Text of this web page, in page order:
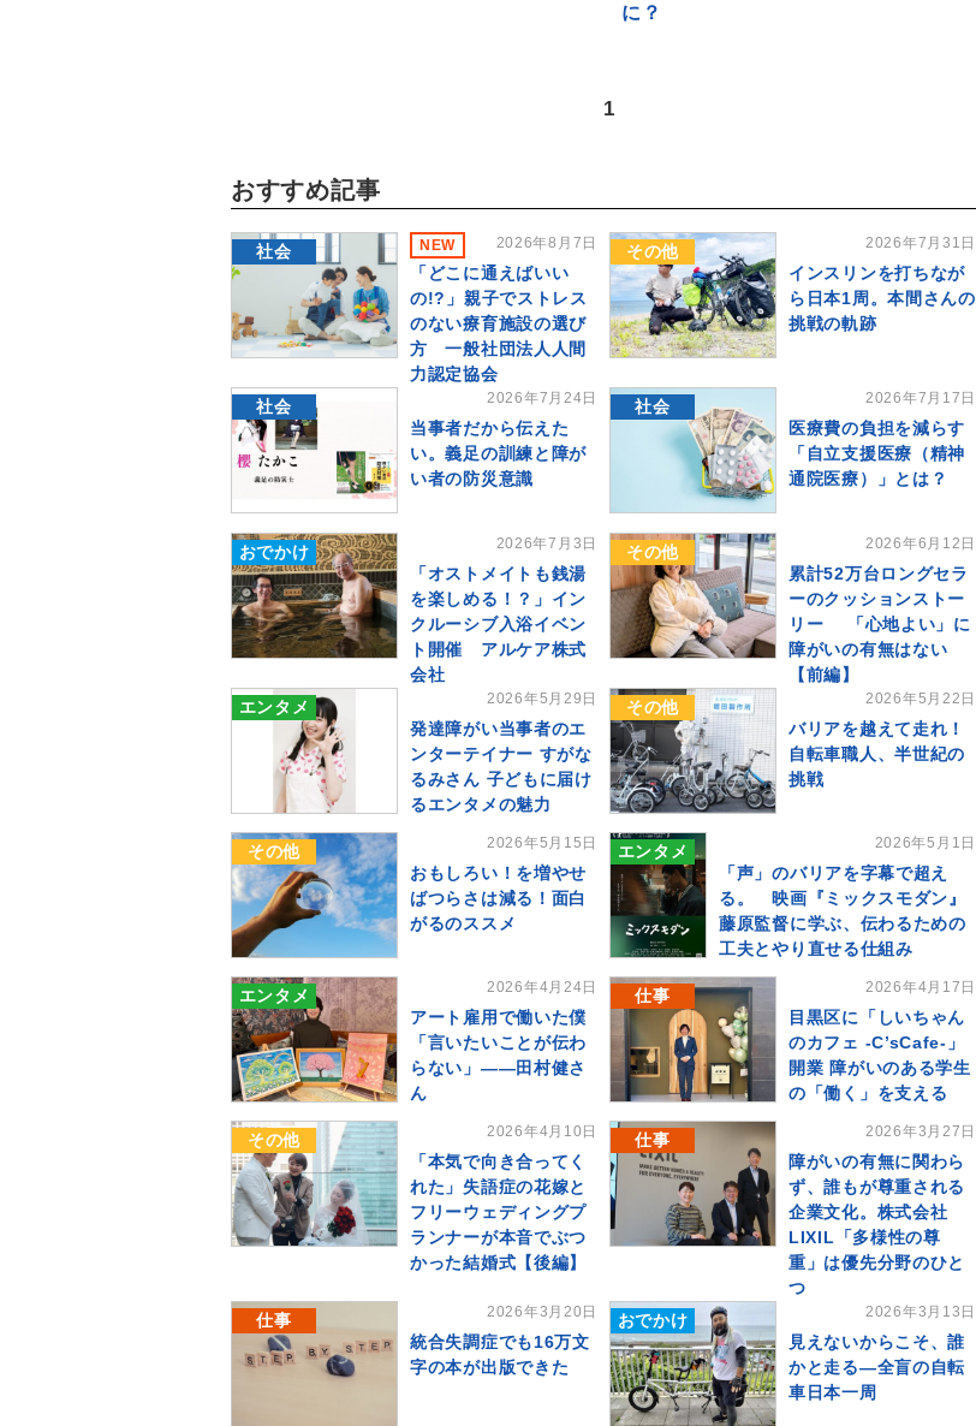
に？
1
おすすめ記事
社会 NEW 2026年8月7日
「どこに通えばいい
の!?」親子でストレス
のない療育施設の選び
方 一般社団法人人間
力認定協会
その他 2026年7月31日
インスリンを打ちなが
ら日本1周。本間さんの
挑戦の軌跡
社会 2026年7月24日
当事者だから伝えた
い。義足の訓練と障が
い者の防災意識
社会 2026年7月17日
医療費の負担を減らす
「自立支援医療（精神
通院医療）」とは？
おでかけ 2026年7月3日
「オストメイトも銭湯
を楽しめる！？」イン
クルーシブ入浴イベン
ト開催 アルケア株式
会社
その他 2026年6月12日
累計52万台ロングセラ
ーのクッションストー
リー 「心地よい」に
障がいの有無はない
【前編】
エンタメ
2026年5月29日
発達障がい当事者のエ
ンターテイナー すがな
るみさん 子どもに届け
るエンタメの魅力
その他 2026年5月22日
バリアを越えて走れ！
自転車職人、半世紀の
挑戦
その他 2026年5月15日
おもしろい！を増やせ
ばつらさは減る！面白
がるのススメ
エンタメ 2026年5月1日
「声」のバリアを字幕で超え
る。 映画『ミックスモダン』
藤原監督に学ぶ、伝わるための
工夫とやり直せる仕組み
エンタメ 2026年4月24日
アート雇用で働いた僕
「言いたいことが伝わ
らない」――田村健さ
ん
仕事 2026年4月17日
目黒区に「しいちゃん
のカフェ -C’sCafe-」
開業 障がいのある学生
の「働く」を支える
その他 2026年4月10日
「本気で向き合ってく
れた」失語症の花嫁と
フリーウェディングプ
ランナーが本音でぶつ
かった結婚式【後編】
仕事 2026年3月27日
障がいの有無に関わら
ず、誰もが尊重される
企業文化。株式会社
LIXIL「多様性の尊
重」は優先分野のひと
つ
仕事
2026年3月20日
統合失調症でも16万文
字の本が出版できた
おでかけ 2026年3月13日
見えないからこそ、誰
かと走る―全盲の自転
車日本一周